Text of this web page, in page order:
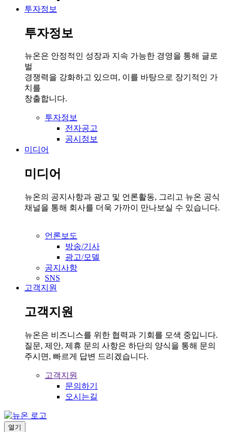
투자정보
투자정보
뉴온은 안정적인 성장과 지속 가능한 경영을 통해 글로
벌
경쟁력을 강화하고 있으며, 이를 바탕으로 장기적인 가
치를
창출합니다.
투자정보
전자공고
공시정보
미디어
미디어
뉴온의 공지사항과 광고 및 언론활동, 그리고 뉴온 공식
채널을 통해 회사를 더욱 가까이 만나보실 수 있습니다.
언론보도
방송/기사
광고/모델
공지사항
SNS
고객지원
고객지원
뉴온은 비즈니스를 위한 협력과 기회를 모색 중입니다.
질문, 제안, 제휴 문의 사항은 하단의 양식을 통해 문의
주시면, 빠르게 답변 드리겠습니다.
고객지원
문의하기
오시는길
열기